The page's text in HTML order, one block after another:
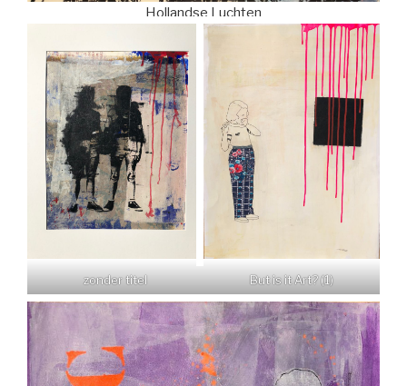
Hollandse Luchten
zonder titel But is it Art? (1)